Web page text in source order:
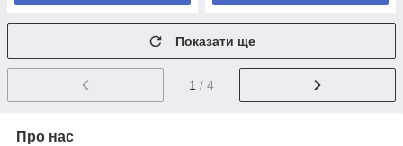
Показати ще
1 / 4
Про нас